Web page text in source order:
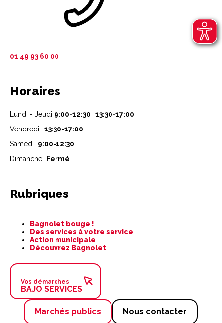
01 49 93 60 00
Horaires
Lundi - Jeudi 9:00-12:30 13:30-17:00
Vendredi
13:30-17:00
Samedi 9:00-12:30
Dimanche
Fermé
Rubriques
contenu
Bagnolet bouge !
Des services à votre service
Action municipale
Découvrez Bagnolet
Vos démarches
BAJO SERVICES
Marchés publics Nous contacter